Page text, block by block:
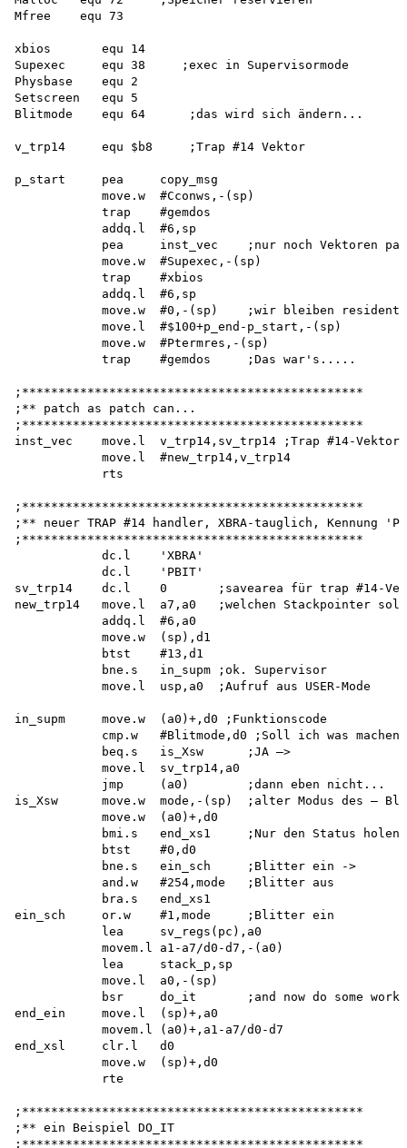
Mfree    equ 73
xbios       equ 14
Supexec     equ 38     ;exec in Supervisormode
Physbase    equ 2
Setscreen   equ 5
Blitmode    equ 64      ;das wird sich ändern...
v_trp14     equ $b8     ;Trap #14 Vektor
p_start     pea     copy_msg
            move.w  #Cconws,-(sp)
            trap    #gemdos
            addq.l  #6,sp
pea     inst_vec    ;nur noch Vektoren
            move.w  #Supexec,-(sp)
            trap    #xbios
            addq.l  #6,sp
move.w  #0,-(sp)    ;wir bleiben
            move.l  #$100+p_end-p_start,-(sp)
            move.w  #Ptermres,-(sp)
            trap    #gemdos     ;Das war's.....
;***********************************************
;** patch as patch can...
;***********************************************
inst_vec    move.l  v_trp14,sv_trp14 ;Trap #14-Vektor
            move.l  #new_trp14,v_trp14
            rts
;***********************************************
;** neuer TRAP #14 handler, XBRA-tauglich, Kennung
;***********************************************
            dc.l    'XBRA'
            dc.l    'PBIT'
sv_trp14    dc.l    0       ;savearea für trap #14-
new_trp14   move.l  a7,a0   ;welchen Stackpointer
            addq.l  #6,a0
            move.w  (sp),d1
            btst    #13,d1
            bne.s   in_supm ;ok. Supervisor
            move.l  usp,a0  ;Aufruf aus USER-Mode
in_supm     move.w  (a0)+,d0 ;Funktionscode
cmp.w   #Blitmode,d0 ;Soll ich was
            beq.s   is_Xsw      ;JA —>
            move.l  sv_trp14,a0
            jmp     (a0)        ;dann eben nicht...
is_Xsw      move.w  mode,-(sp)  ;alter Modus des —
            move.w  (a0)+,d0
bmi.s   end_xs1     ;Nur den Status
            btst    #0,d0
            bne.s   ein_sch     ;Blitter ein ->
            and.w   #254,mode   ;Blitter aus
            bra.s   end_xs1
ein_sch     or.w    #1,mode     ;Blitter ein
            lea     sv_regs(pc),a0
            movem.l a1-a7/d0-d7,-(a0)
            lea     stack_p,sp
            move.l  a0,-(sp)
bsr     do_it       ;and now do some
end_ein     move.l  (sp)+,a0
            movem.l (a0)+,a1-a7/d0-d7
end_xsl     clr.l   d0
            move.w  (sp)+,d0
            rte
;***********************************************
;** ein Beispiel DO_IT
;***********************************************